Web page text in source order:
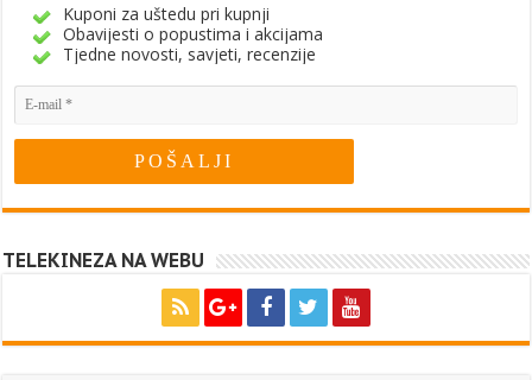
Kuponi za uštedu pri kupnji
Obavijesti o popustima i akcijama
Tjedne novosti, savjeti, recenzije
TELEKINEZA NA WEBU